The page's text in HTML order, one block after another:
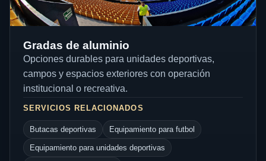
Gradas de aluminio
Opciones durables para unidades deportivas,
campos y espacios exteriores con operación
institucional o recreativa.
SERVICIOS RELACIONADOS
Butacas deportivas Equipamiento para futbol
Equipamiento para unidades deportivas